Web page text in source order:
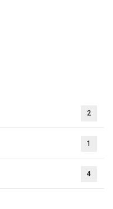
2
1
4